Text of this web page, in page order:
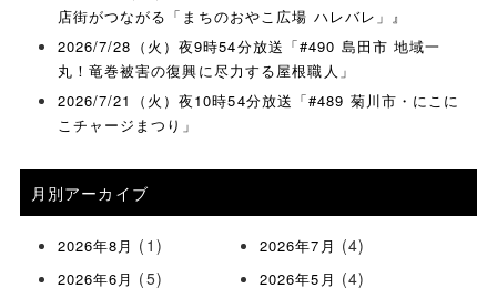
店街がつながる「まちのおやこ広場 ハレバレ」』
2026/7/28（火）夜9時54分放送「#490 島田市 地域一
丸！竜巻被害の復興に尽力する屋根職人」
2026/7/21（火）夜10時54分放送「#489 菊川市・にこに
こチャージまつり」
月別アーカイブ
2026年8月 (1) 2026年7月 (4)
2026年6月 (5) 2026年5月 (4)